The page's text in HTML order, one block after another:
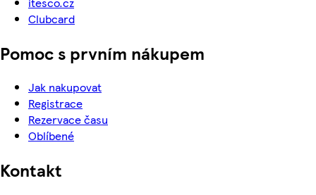
Clubcard
Pomoc s prvním nákupem
Jak nakupovat
Registrace
Rezervace času
Oblíbené
Kontakt